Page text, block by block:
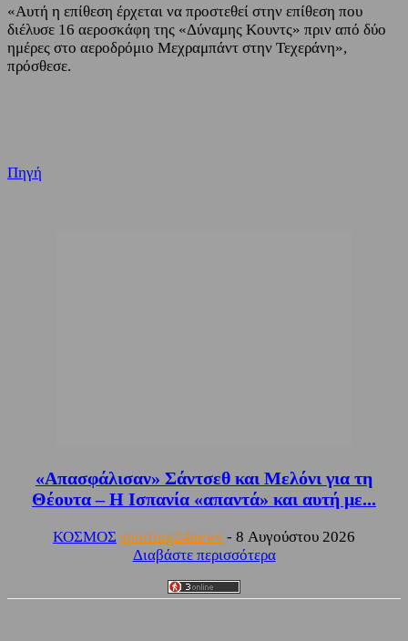
«Αυτή η επίθεση έρχεται να προστεθεί στην επίθεση που
διέλυσε 16 αεροσκάφη της «Δύναμης Κουντς» πριν από δύο
ημέρες στο αεροδρόμιο Μεχραμπάντ στην Τεχεράνη»,
πρόσθεσε.
Πηγή
«Απασφάλισαν» Σάντσεθ και Μελόνι για τη
Θέουτα – Η Ισπανία «απαντά» και αυτή με...
ΚΟΣΜΟΣ sporting24news - 8 Αυγούστου 2026
Διαβάστε περισσότερα